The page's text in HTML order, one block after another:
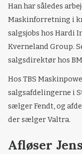
Han har således
Maskinforretning i
salgsjobs hos Hardi
Kverneland Group.
salgsdirektør hos
Hos TBS
salgsafdelingerne i
sælger Fendt, og
der sælger Valtra.
Afløser